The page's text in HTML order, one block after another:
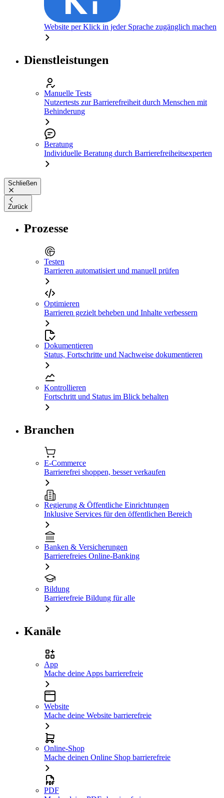
Website per Klick in jeder Sprache zugänglich machen
Dienstleistungen
Manuelle Tests
Nutzertests zur Barrierefreiheit durch Menschen mit
Behinderung
Beratung
Individuelle Beratung durch Barrierefreiheitsexperten
Schließen
Zurück
Prozesse
Testen
Barrieren automatisiert und manuell prüfen
Optimieren
Barrieren gezielt beheben und Inhalte verbessern
Dokumentieren
Status, Fortschritte und Nachweise dokumentieren
Kontrollieren
Fortschritt und Status im Blick behalten
Branchen
E-Commerce
Barrierefrei shoppen, besser verkaufen
Regierung & Öffentliche Einrichtungen
Inklusive Services für den öffentlichen Bereich
Banken & Versicherungen
Barrierefreies Online-Banking
Bildung
Barrierefreie Bildung für alle
Kanäle
App
Mache deine Apps barrierefreie
Website
Mache deine Website barrierefreie
Online-Shop
Mache deinen Online Shop barrierefreie
PDF